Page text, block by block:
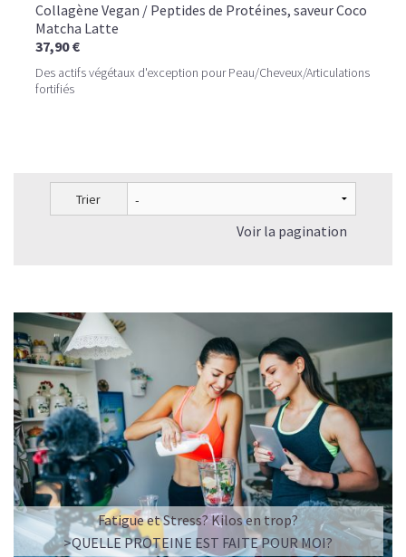
moment de pure détente… ou de concentration avant le
prochain défi.
Une énergie immédiate et stable, sans pic de glycémie,
qui vous accompagne toute la matinée et un allié parfait
après l’entraînement.
Pour ceux qui veulent retrouver le plaisir d’un vrai café
glacé, sans se sentir lourd ni affamé.
Découvrir le
Latte Macchiato Glacé Protéiné
🍯 CAFÉ FRAPPÉ AU CARAMEL PROTÉINÉ
Collagène Vegan / Peptides de Protéines, saveur Coco
Matcha Latte
37,90 €
Des actifs végétaux d'exception pour Peau/Cheveux/Articulations
fortifiés
Trier
Voir la pagination
Fatigue et Stress? Kilos en trop?
>QUELLE PROTEINE EST FAITE POUR MOI?